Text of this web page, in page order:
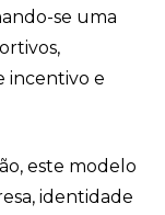
se uma
incentivo e
este modelo
identidade